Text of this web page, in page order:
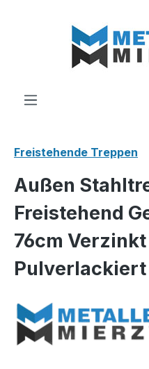
Freistehende Treppen
Außen
Freistehend
76cm
Pulverlackiert